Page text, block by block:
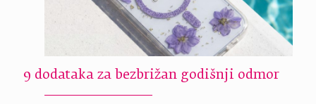
9 dodataka za bezbrižan godišnji odmor